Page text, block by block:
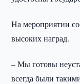
На мероприятии
высоких наград.
– Мы готовы
всегда были